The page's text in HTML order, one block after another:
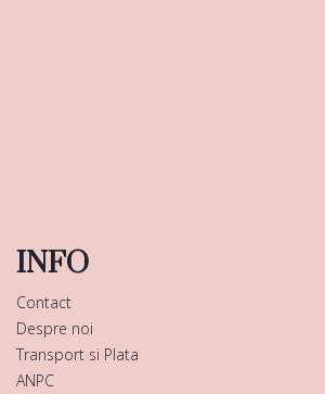
INFO
Contact
Despre noi
Transport si Plata
ANPC